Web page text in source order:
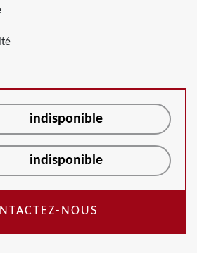
indisponible
indisponible
NOUS